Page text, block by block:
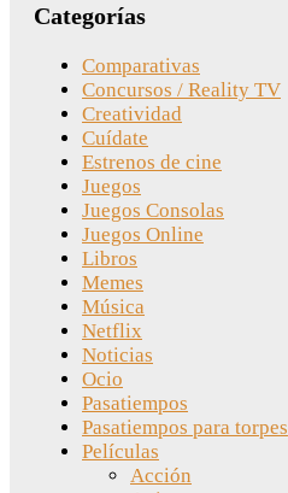
Categorías
Comparativas
Concursos / Reality TV
Creatividad
Cuídate
Estrenos de cine
Juegos
Juegos Consolas
Juegos Online
Libros
Memes
Música
Netflix
Noticias
Ocio
Pasatiempos
Pasatiempos para torpes
Películas
Acción